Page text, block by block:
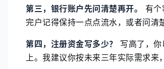
第三，银行账户先问清楚再开。
有
完户记得保持一点点流水，或者问清
第四，注册资金写多少？
写高了，
上。我建议你按未来三年实际需求来